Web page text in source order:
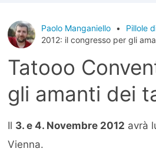
Paolo Manganiello • Pillole
2012: il congresso per gli
Tatooo
gli amanti dei
Il 3. e 4. Novembre 2012 avrà
Vienna.